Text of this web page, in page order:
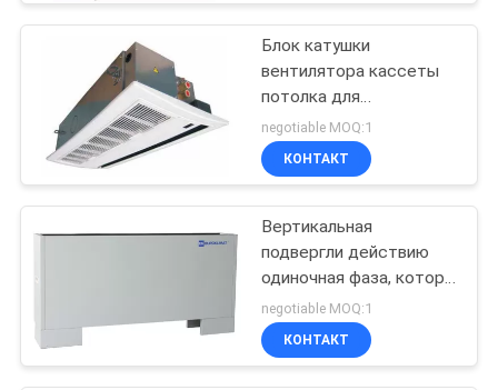
КАРТА
PRIVACY
POLICY
Блок катушки
вентилятора кассеты
потолка для
центрального
кондиционирования
воздуха 50HZ 220V -
negotiable MOQ:1
КОНТАКТ
Вертикальная
подвергли действию
одиночная фаза, котор
охладила положение
пола блока катушки
вентилятора воды
negotiable MOQ:1
КОНТАКТ